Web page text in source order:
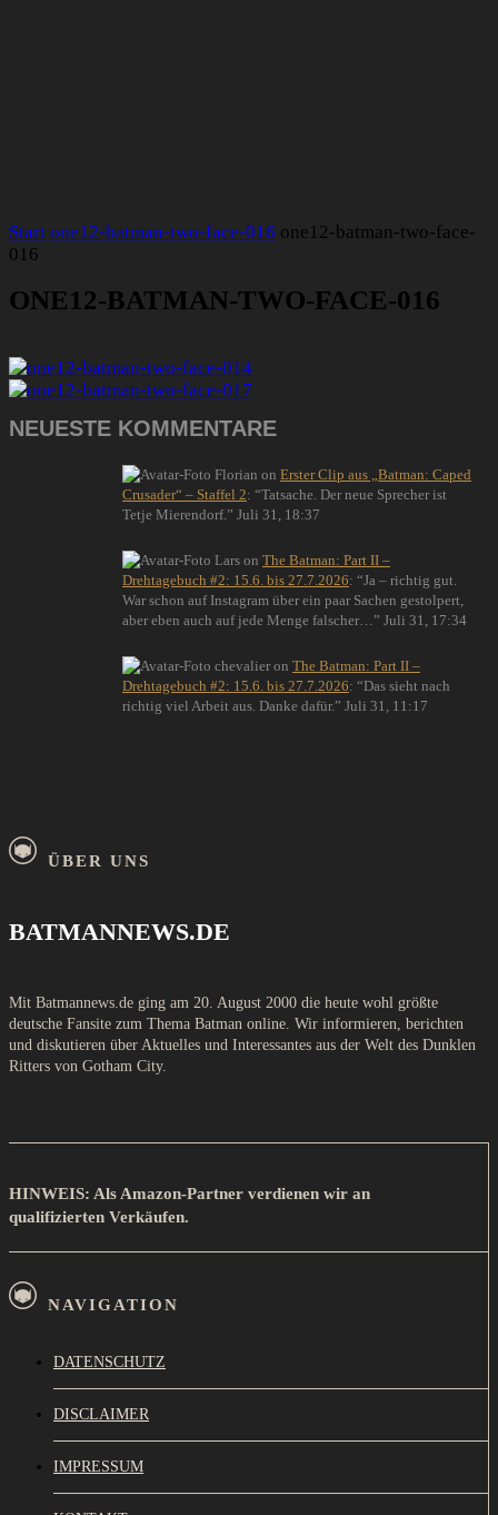
Start one12-batman-two-face-016 one12-batman-two-face-
016
ONE12-BATMAN-TWO-FACE-016
NEUESTE KOMMENTARE
Florian on Erster Clip aus „Batman: Caped
Crusader“ – Staffel 2: “Tatsache. Der neue Sprecher ist
Tetje Mierendorf. ” Juli 31, 18:37
Lars on The Batman: Part II –
Drehtagebuch #2: 15.6. bis 27.7.2026: “Ja – richtig gut.
War schon auf Instagram über ein paar Sachen gestolpert,
aber eben auch auf jede Menge falscher… ” Juli 31, 17:34
chevalier on The Batman: Part II –
Drehtagebuch #2: 15.6. bis 27.7.2026: “Das sieht nach
richtig viel Arbeit aus. Danke dafür. ” Juli 31, 11:17
ÜBER UNS
BATMANNEWS.DE
Mit Batmannews.de ging am 20. August 2000 die heute wohl größte
deutsche Fansite zum Thema Batman online. Wir informieren, berichten
und diskutieren über Aktuelles und Interessantes aus der Welt des Dunklen
Ritters von Gotham City.
HINWEIS: Als Amazon-Partner verdienen wir an
qualifizierten Verkäufen.
NAVIGATION
DATENSCHUTZ
DISCLAIMER
IMPRESSUM